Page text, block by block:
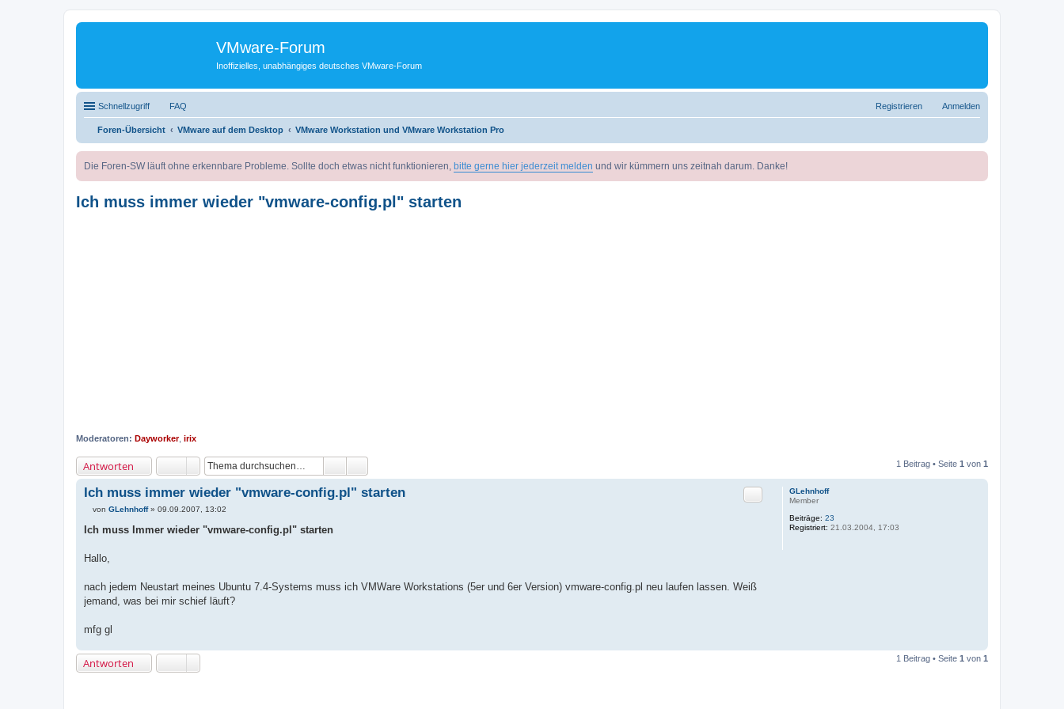
VMware-Forum
Inoffizielles, unabhängiges deutsches VMware-Forum
Schnellzugriff FAQ Anmelden
Registrieren
Foren-Übersicht VMware auf dem Desktop VMware Workstation und VMware Workstation Pro
Die Foren-SW läuft ohne erkennbare Probleme. Sollte doch etwas nicht funktionieren, bitte gerne hier jederzeit melden und wir kümmern uns zeitnah darum. Danke!
Ich muss immer wieder "vmware-config.pl" starten
Moderatoren: Dayworker, irix
Antworten 1 Beitrag • Seite 1 von 1
GLehnhoff
Member
Beiträge: 23
Registriert: 21.03.2004, 17:03
Ich muss immer wieder "vmware-config.pl" starten Zitat
e
i
a
von GLehnhoff» 09.09.2007, 13:02
Ich muss Immer wieder "vmware-config.pl" starten
Hallo,
nach jedem Neustart meines Ubuntu 7.4-Systems muss ich VMWare Workstations (5er und 6er Version) vmware-config.pl neu laufen lassen. Weiß
jemand, was bei mir schief läuft?
mfg gl
Antworten 1 Beitrag • Seite 1 von 1